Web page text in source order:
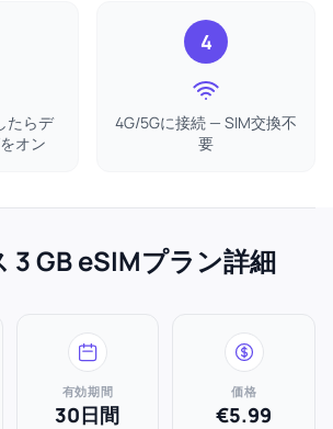
たらデ
オン
4
4G/5Gに接続 — SIM交換不
要
3 GB eSIMプラン詳細
有効期間
30日間
価格
€5.99